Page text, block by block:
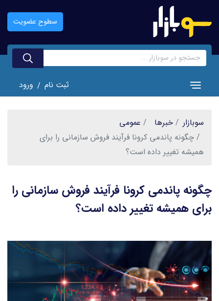
اصلی
سطوح عضویت
Toggle navigation ثبت نام / ورود
سوبازار خبر‌ها
عمومی
چگونه پاندمی کرونا فرآیند فروش سازمانی را برای
همیشه تغییر داده است؟
چگونه پاندمی کرونا فرآیند فروش سازمانی را
برای همیشه تغییر داده است؟